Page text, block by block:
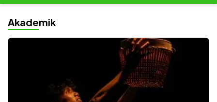
Kampus
Artikel
Internasional
Akademik